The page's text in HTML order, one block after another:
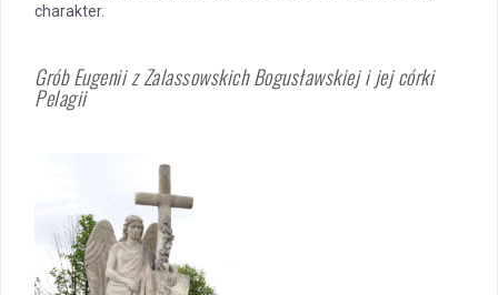
charakter.
Grób Eugenii z Zalassowskich Bogusławskiej i jej córki
Pelagii